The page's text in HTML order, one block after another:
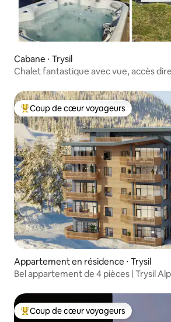
Cabane ⋅ Trysil
Chalet fantastique avec vue, accès
Coups de cœur voyageurs les plus
Coup de cœur voyageurs
Appartement en résidence ⋅ Trysil
Bel appartement de 4 pièces | Trysil
Coups de cœur voyageurs les plus
Coup de cœur voyageurs